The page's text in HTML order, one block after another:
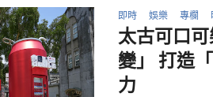
即時 娛樂 專欄
太古可口
變」 打造
力